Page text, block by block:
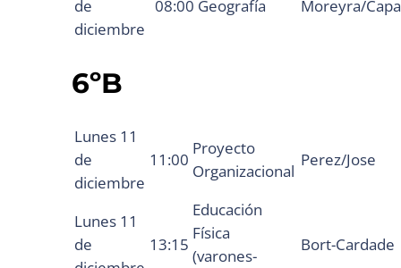
de
diciembre
08:00 Geografía Moreyra/
6ºB
Lunes 11
de
diciembre
11:00
Proyecto
Organizacional
Perez/Jose
Lunes 11
de
13:15
Educación
Física
(varones-
Bort-Cardade